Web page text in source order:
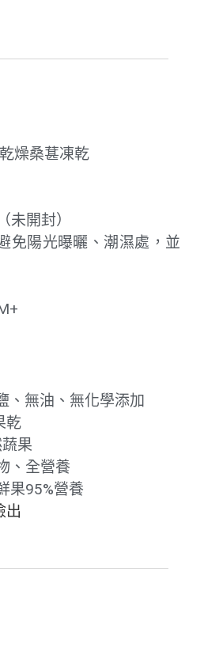
燥桑葚凍乾
未開封）
免陽光曝曬、潮濕處，並
、無油、無化學添加
乾
果
、全營養
果95%營養
出